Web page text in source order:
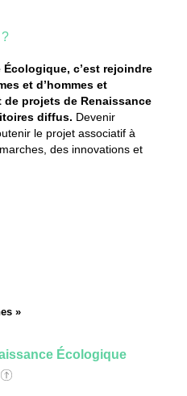
c’est rejoindre
et d’hommes et
projets de Renaissance
diffus. Devenir
le projet associatif à
des innovations et
»
Écologique